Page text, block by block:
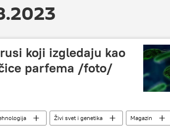
koji izgledaju kao
parfema /foto/
Živi svet i genetika Magazin